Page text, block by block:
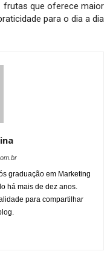
frutas que oferece maior
para o dia a dia
graduação em Marketing
há mais de dez anos.
para compartilhar